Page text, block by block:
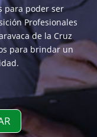
para poder ser
Profesionales
de la Cruz
para brindar un